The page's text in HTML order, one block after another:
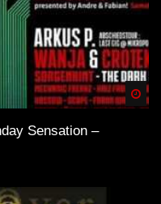
Sensation –